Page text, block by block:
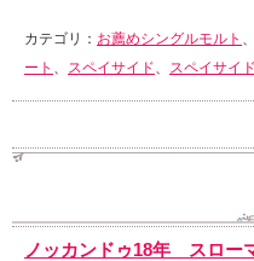
カテゴリ： お薦めシングルモルト 、
ート 、 スペイサイド、 スペイサイド
ノッカンドゥ18年 スロー